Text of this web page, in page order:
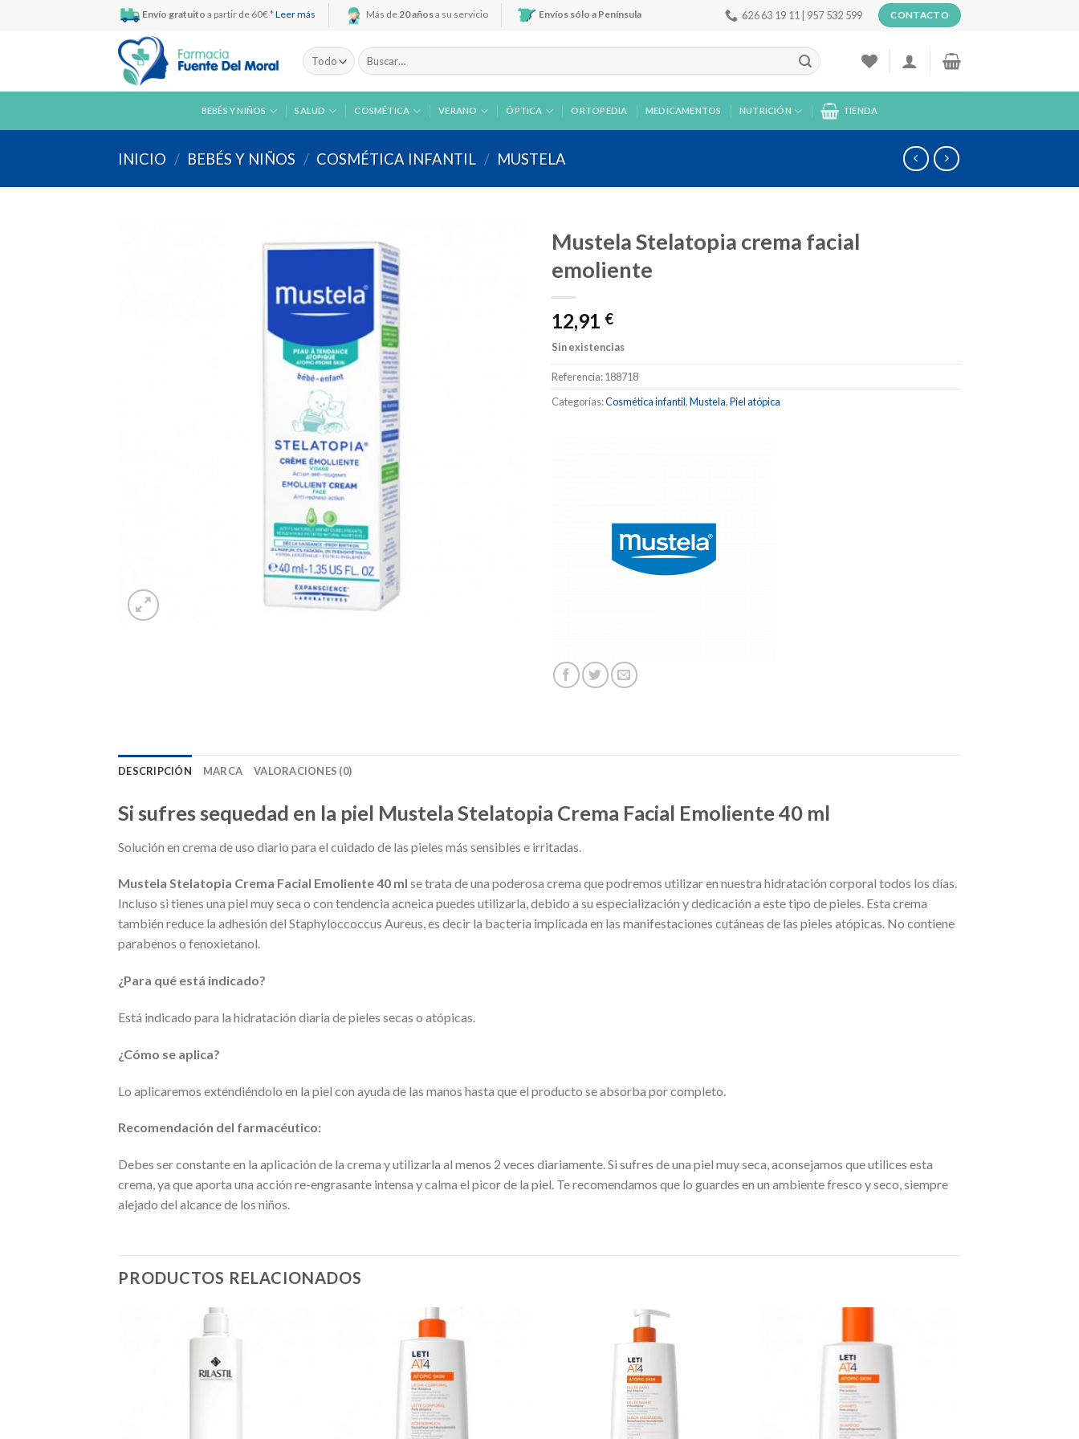
Envío gratuito a partir de 60€ * Leer más Más de20 añosa su servicio Envíos sólo a Península 626 63 19 11 | 957 532 599 CONTACTO
Buscar
por:
BEBÉS Y NIÑOS SALUD COSMÉTICA VERANO ÓPTICA ORTOPEDIA MEDICAMENTOS NUTRICIÓN TIENDA
INICIO / BEBÉS Y NIÑOS / COSMÉTICA INFANTIL / MUSTELA
Mustela Stelatopia crema facial
emoliente
12,91 €
Sin existencias
Referencia:188718
Categorías:Cosmética infantil,Mustela,Piel atópica
DESCRIPCIÓN MARCA VALORACIONES (0)
Si sufres sequedad en la piel Mustela Stelatopia Crema Facial Emoliente 40 ml
Solución en crema de uso diario para el cuidado de las pieles más sensibles e irritadas.
Mustela Stelatopia Crema Facial Emoliente 40 ml se trata de una poderosa crema que podremos utilizar en nuestra hidratación corporal todos los días.
Incluso si tienes una piel muy seca o con tendencia acneica puedes utilizarla, debido a su especialización y dedicación a este tipo de pieles. Esta crema
también reduce la adhesión del Staphyloccoccus Aureus, es decir la bacteria implicada en las manifestaciones cutáneas de las pieles atópicas. No contiene
parabenos o fenoxietanol.
¿Para qué está indicado?
Está indicado para la hidratación diaria de pieles secas o atópicas.
¿Cómo se aplica?
Lo aplicaremos extendiéndolo en la piel con ayuda de las manos hasta que el producto se absorba por completo.
Recomendación del farmacéutico:
Debes ser constante en la aplicación de la crema y utilizarla al menos 2 veces diariamente. Si sufres de una piel muy seca, aconsejamos que utilices esta
crema, ya que aporta una acción re-engrasante intensa y calma el picor de la piel. Te recomendamos que lo guardes en un ambiente fresco y seco, siempre
alejado del alcance de los niños.
PRODUCTOS RELACIONADOS